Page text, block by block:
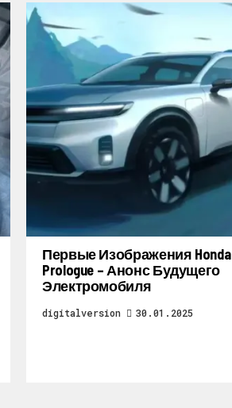
Первые Изображения Honda
Prologue – Анонс Будущего
Электромобиля
digitalversion 30.01.2025